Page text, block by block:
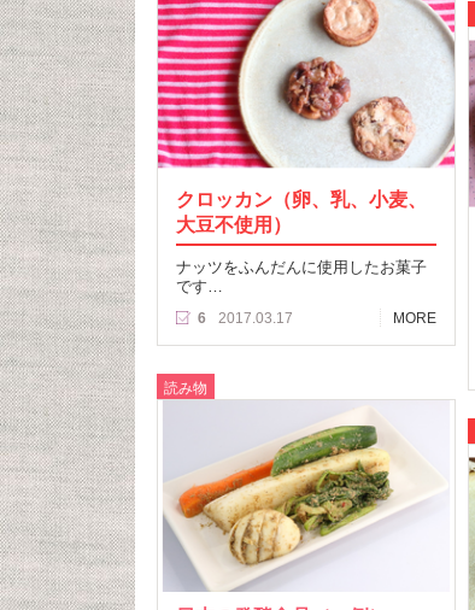
クロッカン（卵、乳、小麦、
大豆不使用）
ナッツをふんだんに使用したお菓子
です…
6 2017.03.17 MORE
読み物